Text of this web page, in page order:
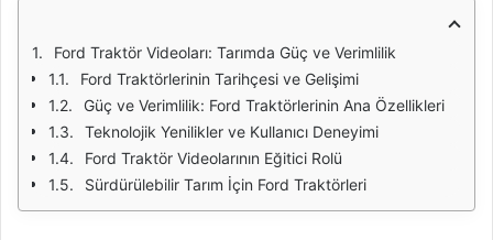
Ford Traktör Videoları: Tarımda Güç ve Verimlilik
Ford Traktörlerinin Tarihçesi ve Gelişimi
Güç ve Verimlilik: Ford Traktörlerinin Ana Özellikleri
Teknolojik Yenilikler ve Kullanıcı Deneyimi
Ford Traktör Videolarının Eğitici Rolü
Sürdürülebilir Tarım İçin Ford Traktörleri